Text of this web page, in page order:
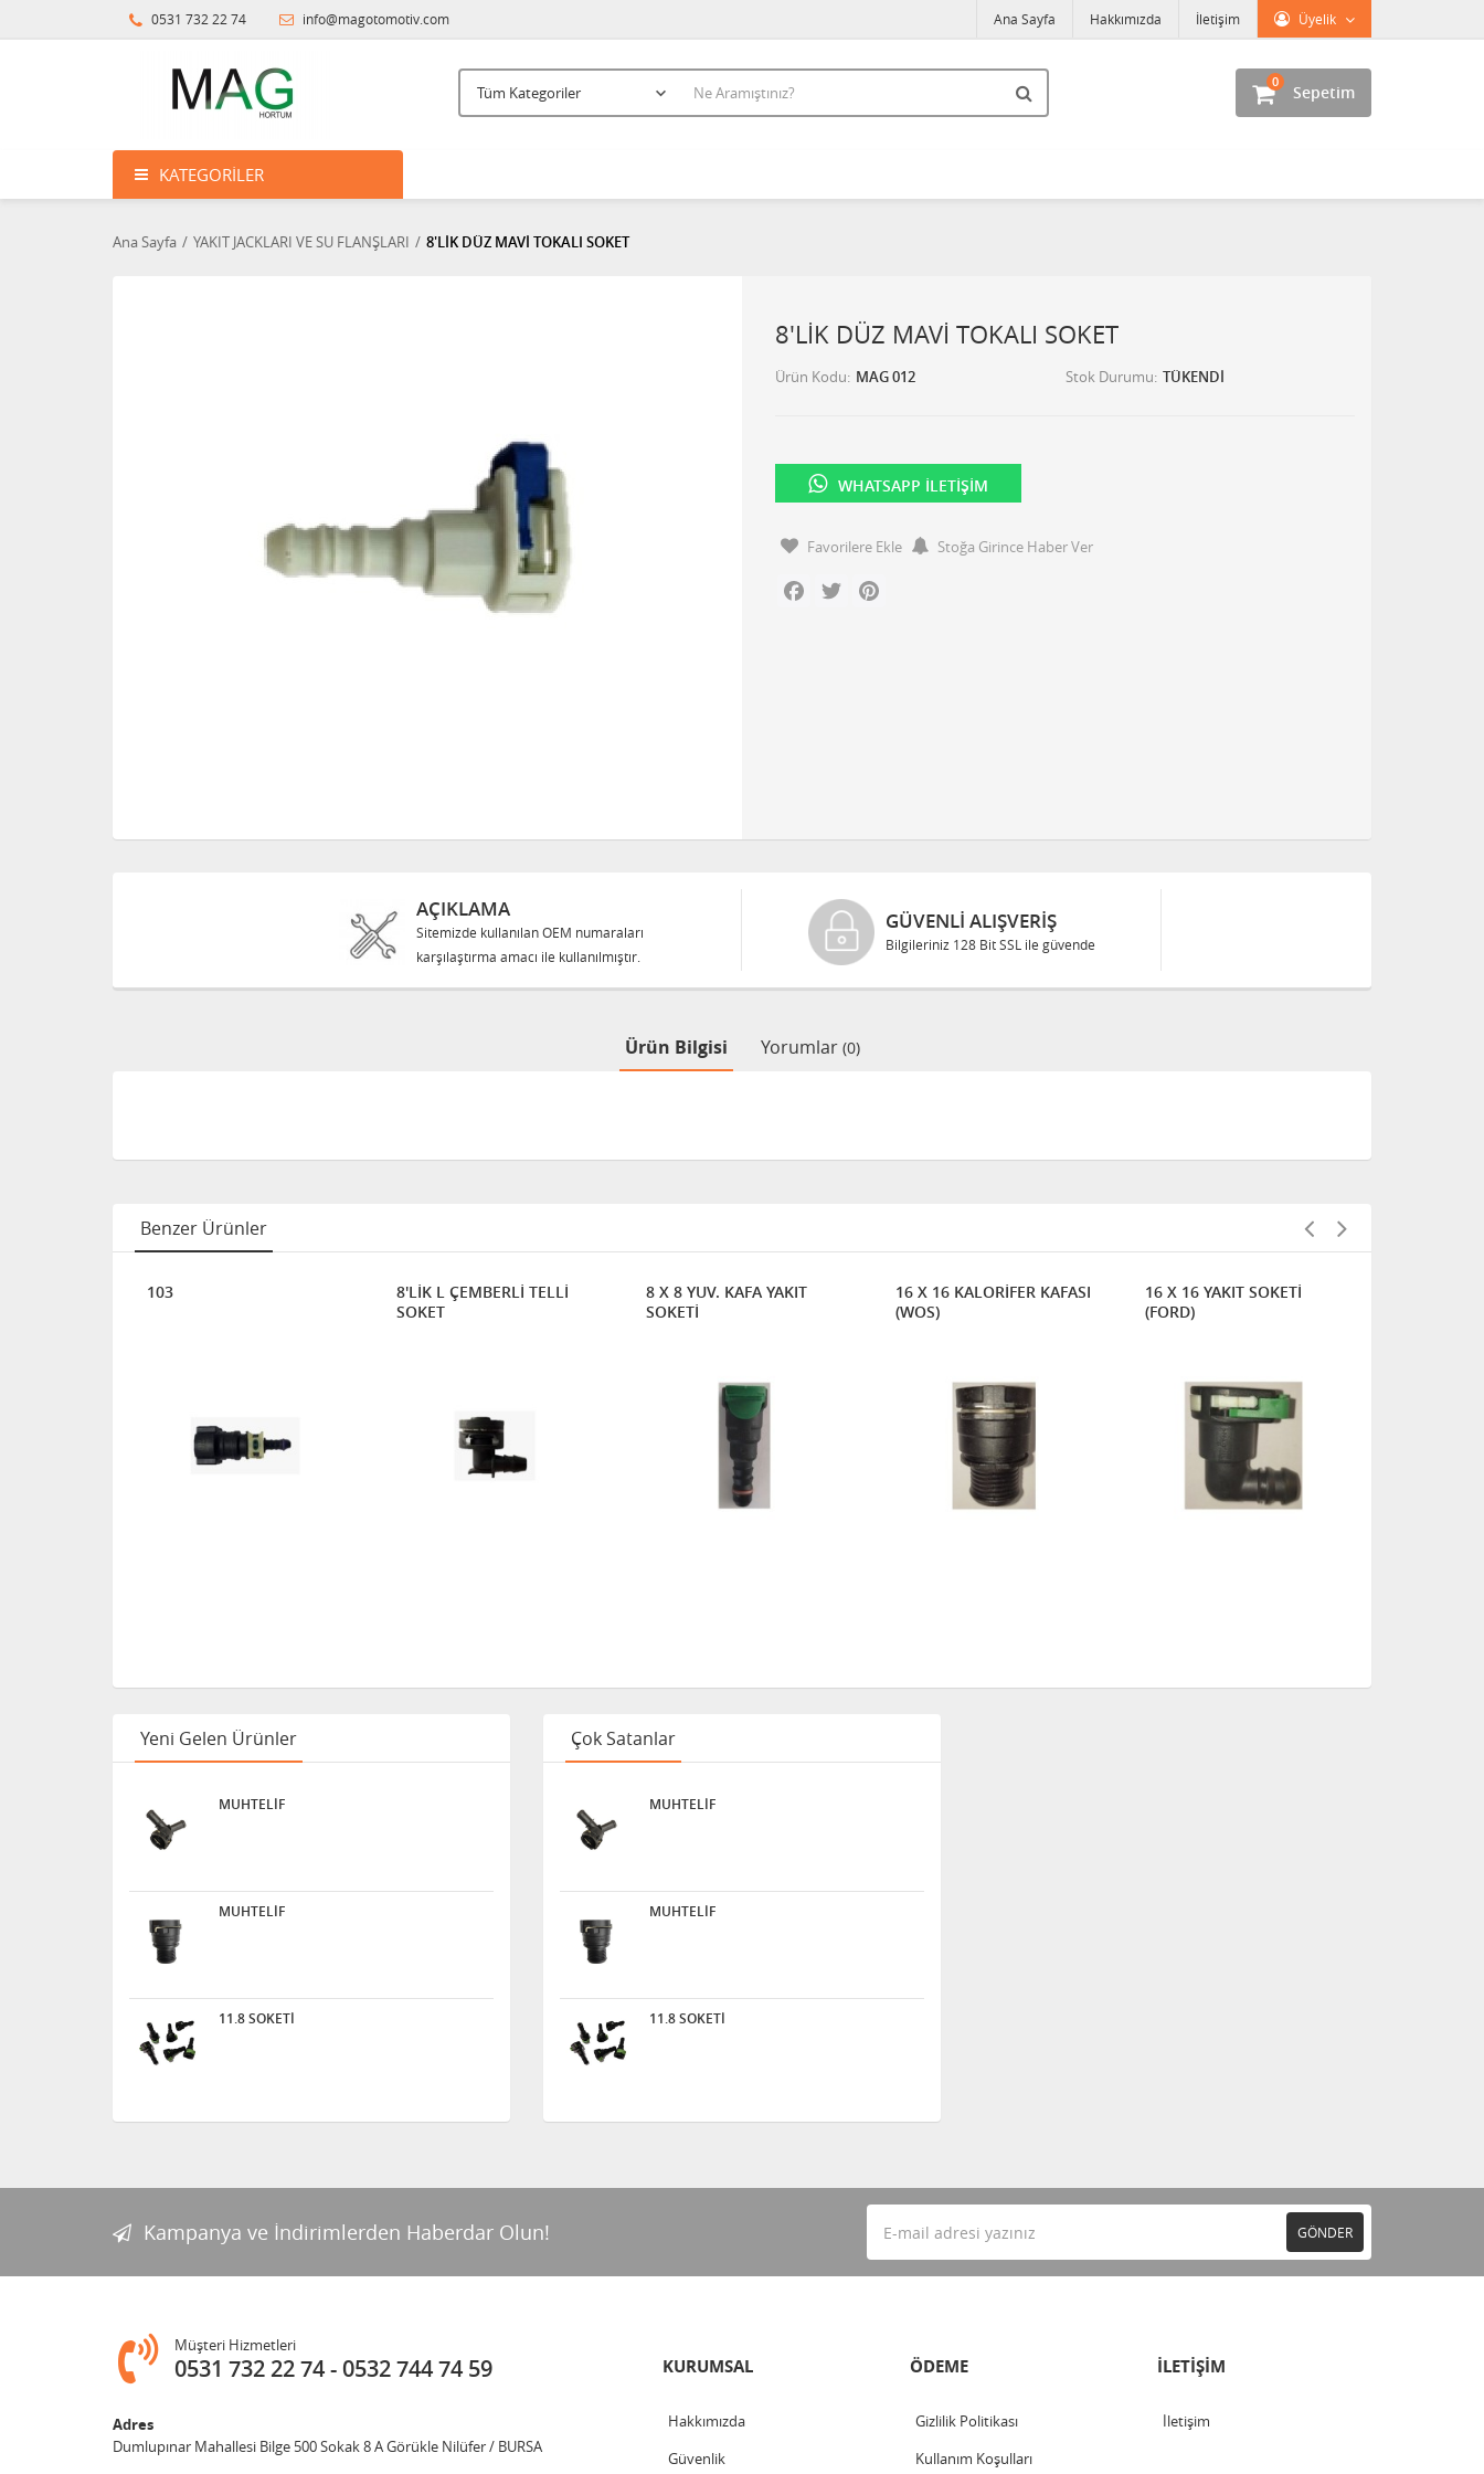
0531 732 22 74 info@magotomotiv.com Üyelik
Ana Sayfa Hakkımızda İletişim
Sepetim
0
KATEGORILER
Ana Sayfa YAKIT JACKLARI VE SU FLANŞLARI 8'LİK DÜZ MAVİ TOKALI SOKET
8'LİK DÜZ MAVİ TOKALI SOKET
Ürün Kodu MAG 012 Stok Durumu TÜKENDİ
WHATSAPP İLETIŞIM
Favorilere Ekle
Stoğa Girince Haber Ver
Facebook
Twitter
AÇIKLAMA
Sitemizde kullanılan OEM numaraları
karşılaştırma amacı ile kullanılmıştır.
GÜVENLI ALIŞVERIŞ
Bilgileriniz 128 Bit SSL ile güvende
Ürün Bilgisi Yorumlar (0)
Benzer Ürünler
103
8'LİK L ÇEMBERLİ TELLİ
SOKET
8 X 8 YUV. KAFA YAKIT
SOKETİ
16 X 16 KALORİFER KAFASI
(WOS)
16 X 16 YAKIT SOKETİ
(FORD)
Yeni Gelen Ürünler
MUHTELİF
MUHTELİF
11.8 SOKETİ
Çok Satanlar
MUHTELİF
MUHTELİF
11.8 SOKETİ
Kampanya ve İndirimlerden Haberdar Olun! GÖNDER
Müşteri Hizmetleri
0531 732 22 74 0532 744 74 59
Adres
Dumlupınar Mahallesi Bilge 500 Sokak 8 A Görükle Nilüfer / BURSA
KURUMSAL
Hakkımızda
Güvenlik
ÖDEME
Gizlilik Politikası
Kullanım Koşulları
İLETİŞİM
İletişim